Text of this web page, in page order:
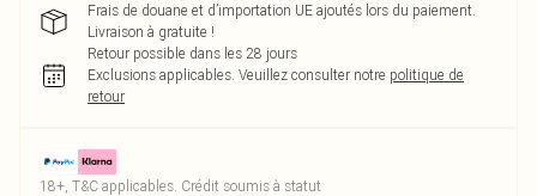
Frais de douane et d’importation UE ajoutés lors du paiement.
Livraison à gratuite !
Retour possible dans les 28 jours
Exclusions applicables. Veuillez consulter notre politique de
retour
18+, T&C applicables. Crédit soumis à statut